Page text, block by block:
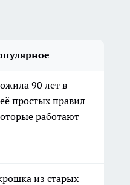
90 лет в
простых правил
работают
из старых